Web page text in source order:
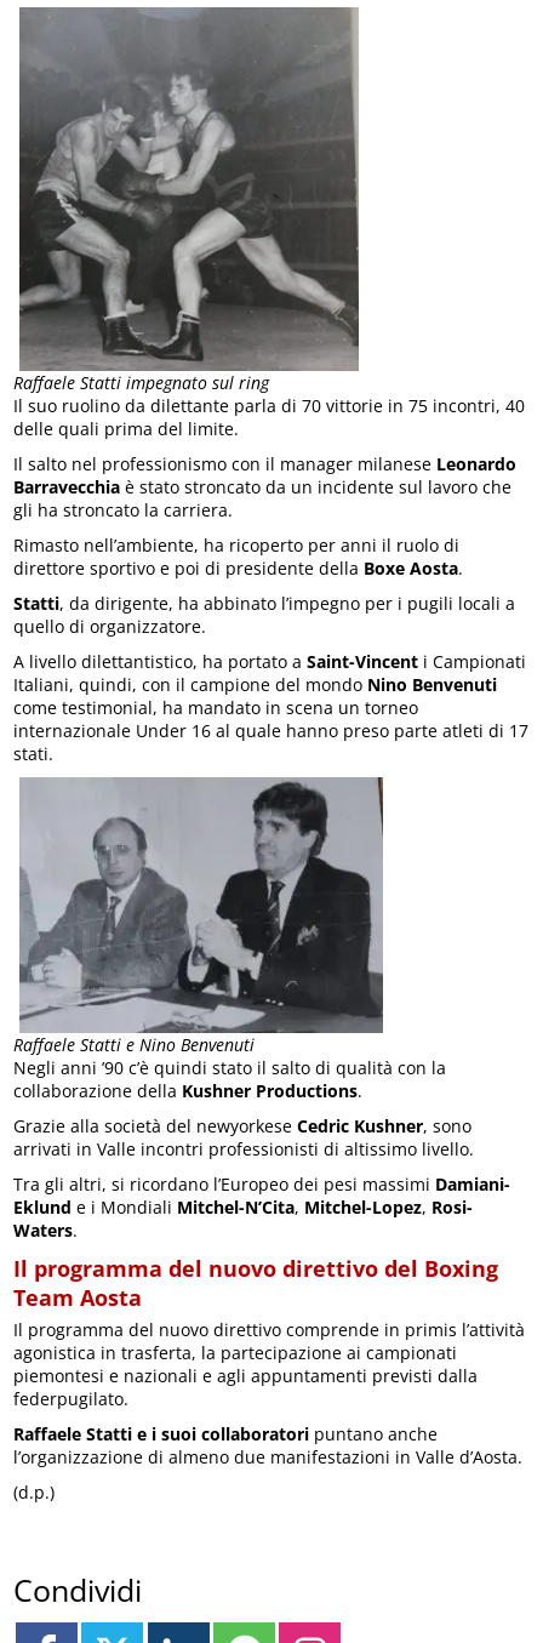
Raffaele Statti impegnato sul ring
Il suo ruolino da dilettante parla di 70 vittorie in 75 incontri, 40
delle quali prima del limite.
Il salto nel professionismo con il manager milanese Leonardo
Barravecchia è stato stroncato da un incidente sul lavoro che
gli ha stroncato la carriera.
Rimasto nell’ambiente, ha ricoperto per anni il ruolo di
direttore sportivo e poi di presidente della Boxe Aosta.
Statti, da dirigente, ha abbinato l’impegno per i pugili locali a
quello di organizzatore.
A livello dilettantistico, ha portato aSaint-Vincent i Campionati
Italiani, quindi, con il campione del mondo Nino Benvenuti
come testimonial, ha mandato in scena un torneo
internazionale Under 16 al quale hanno preso parte atleti di 17
stati.
Raffaele Statti e Nino Benvenuti
Negli anni ’90 c’è quindi stato il salto di qualità con la
collaborazione della Kushner Productions.
Grazie alla società del newyorkeseCedric Kushner, sono
arrivati in Valle incontri professionisti di altissimo livello.
Tra gli altri, si ricordano l’Europeo dei pesi massimi Damiani-
Eklund e i Mondiali Mitchel-N’Cita, Mitchel-Lopez, Rosi-
Waters.
Il programma del nuovo direttivo del Boxing
Team Aosta
Il programma del nuovo direttivo comprende in primis l’attività
agonistica in trasferta, la partecipazione ai campionati
piemontesi e nazionali e agli appuntamenti previsti dalla
federpugilato.
Raffaele Statti e i suoi collaboratori puntano anche
l’organizzazione di almeno due manifestazioni in Valle d’Aosta.
(d.p.)
Condividi